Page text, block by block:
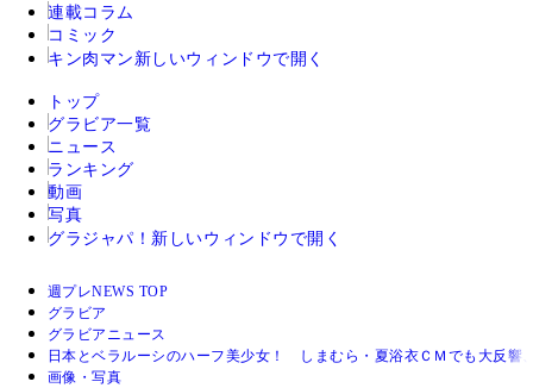
連載コラム
コミック
キン肉マン 新しいウィンドウで開く
トップ
グラビア一覧
ニュース
ランキング
動画
写真
グラジャパ！ 新しいウィンドウで開く
週プレNEWS TOP
グラビア
グラビアニュース
日本とベラルーシのハーフ美少女！ しまむら・夏浴衣ＣＭでも大反響
画像・写真